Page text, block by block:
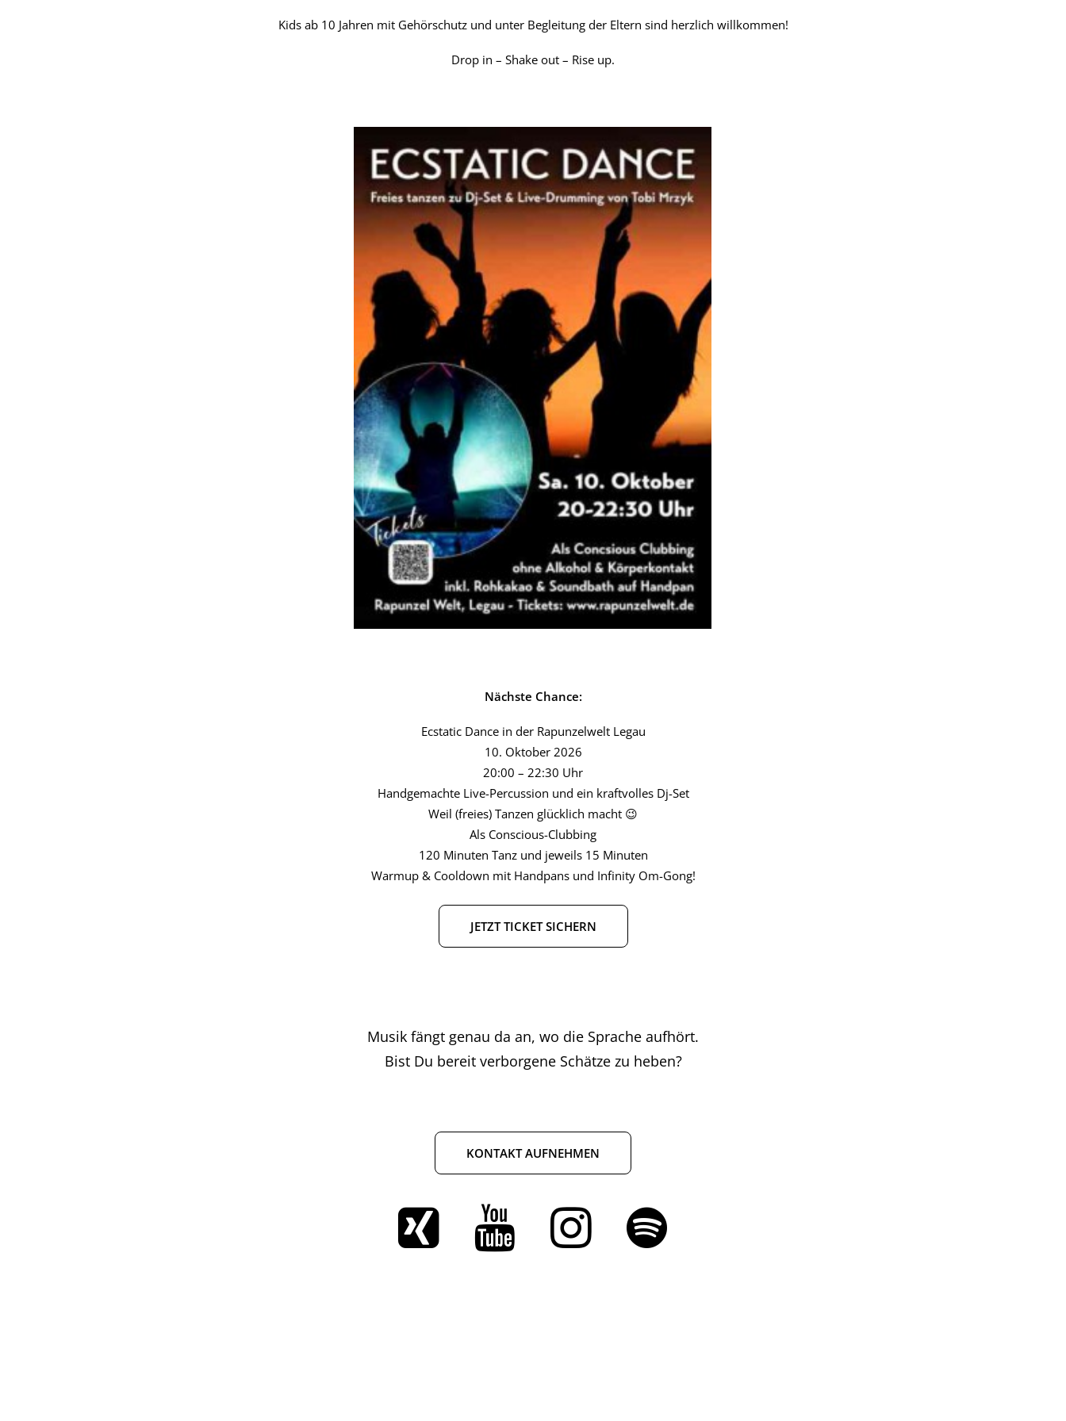
Kids ab 10 Jahren mit Gehörschutz und unter Begleitung der Eltern sind herzlich willkommen!
Drop in – Shake out – Rise up.
Nächste Chance:
Ecstatic Dance in der Rapunzelwelt Legau
10. Oktober 2026
20:00 – 22:30 Uhr
Handgemachte Live-Percussion und ein kraftvolles Dj-Set
Weil (freies) Tanzen glücklich macht 😉
Als Conscious-Clubbing
120 Minuten Tanz und jeweils 15 Minuten
Warmup & Cooldown mit Handpans und Infinity Om-Gong!
JETZT TICKET SICHERN
Musik fängt genau da an, wo die Sprache aufhört.
Bist Du bereit verborgene Schätze zu heben?
KONTAKT AUFNEHMEN